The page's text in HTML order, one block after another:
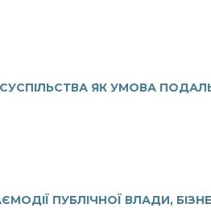
ЯК УМОВА
ПУБЛІЧНОЇ ВЛАДИ,